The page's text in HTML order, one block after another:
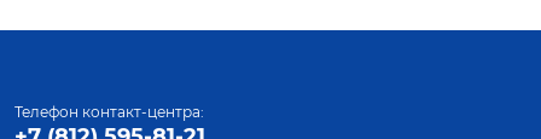
Телефон контакт-центра: